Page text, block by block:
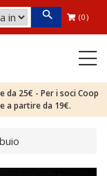
(0)
da 25€ - Per i soci Coop
a partire da 19€.